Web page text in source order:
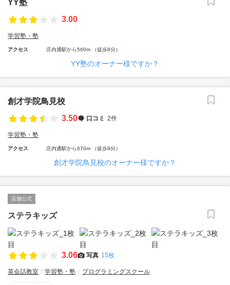
YY塾
3.00
学習塾・塾
アクセス 庄内通駅から560m （徒歩8分）
YY塾のオーナー様ですか？
創才学院鳥見校
3.50
口コミ 2件
学習塾・塾
アクセス 庄内通駅から670m （徒歩9分）
創才学院鳥見校のオーナー様ですか？
店舗公式
ステラキッズ
3.06 写真 15枚
英会話教室 学習塾・塾 プログラミングスクール